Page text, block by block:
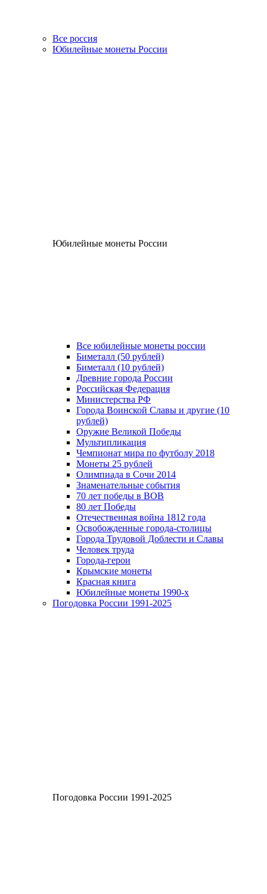
Все россия
Юбилейные монеты России
Юбилейные монеты России
Все юбилейные монеты россии
Биметалл (50 рублей)
Биметалл (10 рублей)
Древние города России
Российская Федерация
Министерства РФ
Города Воинской Славы и другие (10
рублей)
Оружие Великой Победы
Мультипликация
Чемпионат мира по футболу 2018
Монеты 25 рублей
Олимпиада в Сочи 2014
Знаменательные события
70 лет победы в ВОВ
80 лет Победы
Отечественная война 1812 года
Освобожденные города-столицы
Города Трудовой Доблести и Славы
Человек труда
Города-герои
Крымские монеты
Красная книга
Юбилейные монеты 1990-х
Погодовка России 1991-2025
Погодовка России 1991-2025